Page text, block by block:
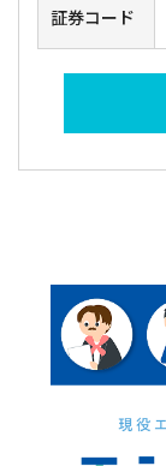
証券コード